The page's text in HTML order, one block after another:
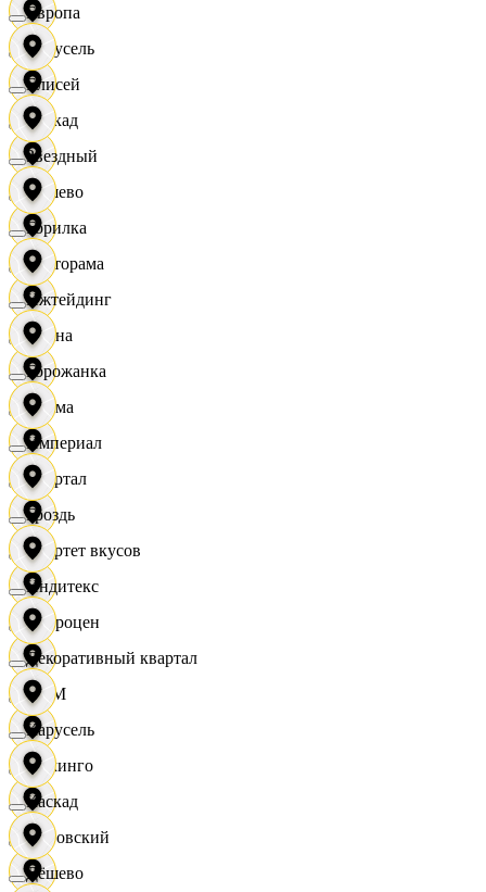
Карусель
Каскад
Дёшево
Касторама
Диана
Дисма
Квартал
Квартет вкусов
Доброцен
ДОМ
Доминго
Кировский
Европа
Елисей
Звездный
Горилка
Ижтейдинг
Горожанка
Империал
Гроздь
Индитекс
Декоративный квартал
Карусель
Каскад
Дёшево